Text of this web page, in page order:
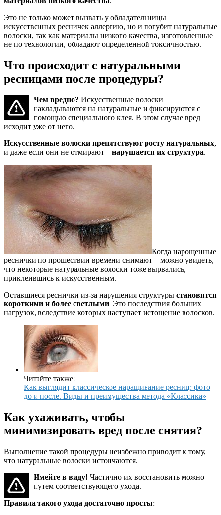
Это не только может вызвать у обладательницы
искусственных ресничек аллергию, но и погубит натуральные
волоски, так как материалы низкого качества, изготовленные
не по технологии, обладают определенной токсичностью.
Что происходит с натуральными
ресницами после процедуры?
Чем вредно? Искусственные волоски
накладываются на натуральные и фиксируются с
помощью специального клея. В этом случае вред
исходит уже от него.
Искусственные волоски препятствуют росту натуральных,
и даже если они не отмирают – нарушается их структура.
Когда нарощенные
реснички по прошествии времени снимают – можно увидеть,
что некоторые натуральные волоски тоже вырвались,
приклеившись к искусственным.
Оставшиеся реснички из-за нарушения структуры становятся
короткими и более светлыми. Это последствия больших
нагрузок, вследствие которых наступает истощение волосков.
Читайте также:
Как выглядит классическое наращивание ресниц: фото
до и после. Виды и преимущества метода «Классика»
Как ухаживать, чтобы
минимизировать вред после снятия?
Выполнение такой процедуры неизбежно приводит к тому,
что натуральные волоски истончаются.
Имейте в виду! Частично их восстановить можно
путем соответствующего ухода.
Правила такого ухода достаточно просты: